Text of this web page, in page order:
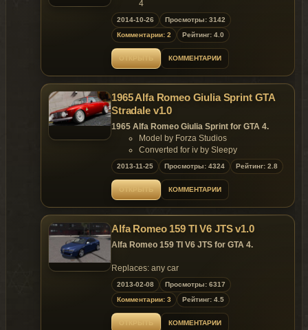
4
- Converted & Edited by Mr. Poher
Features of model:
- Quality highly detailed model;
- SupportPaintjob;
- Body [CLR:1] interior [CLR:2] wheel
Replaces: any car
2014-10-26
Просмотры: 3142
Комментарии: 2
Рейтинг: 4.0
КОММЕНТАРИИ
1965 Alfa Romeo Giulia Sprint GTA
Stradale v1.0
1965 Alfa Romeo Giulia Sprint for GTA 4.
Model by Forza Studios
Converted for iv by Sleepy
Additional help by Chargedl
Data lines by TonyBee2013
Replaces: any car
2013-11-25 Просмотры: 4324 Рейтинг: 2.8
КОММЕНТАРИИ
Alfa Romeo 159 TI V6 JTS v1.0
Alfa Romeo 159 TI V6 JTS for GTA 4.
Replaces: any car
2013-02-08
Просмотры: 6317
Комментарии: 3
Рейтинг: 4.5
КОММЕНТАРИИ